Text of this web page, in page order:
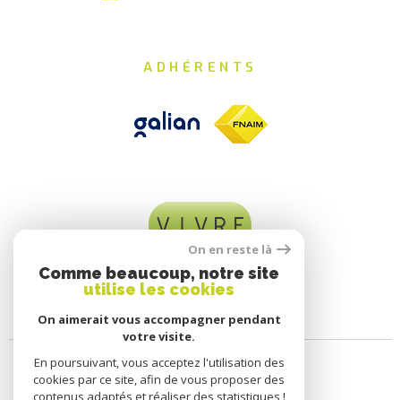
ADHÉRENTS
On en reste là
Comme beaucoup, notre site
utilise les cookies
On aimerait vous accompagner pendant
votre visite.
En poursuivant, vous acceptez l'utilisation des
cookies par ce site, afin de vous proposer des
contenus adaptés et réaliser des statistiques !